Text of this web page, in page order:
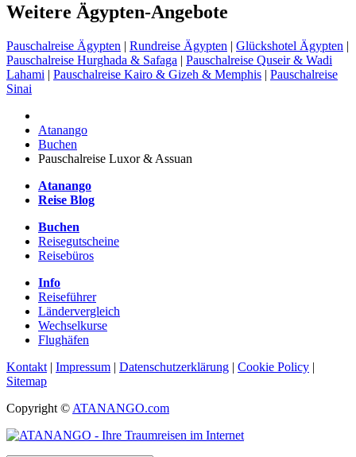
Weitere Ägypten-Angebote
Pauschalreise Ägypten | Rundreise Ägypten | Glückshotel Ägypten |
Pauschalreise Hurghada & Safaga | Pauschalreise Quseir & Wadi
Lahami | Pauschalreise Kairo & Gizeh & Memphis | Pauschalreise
Sinai
Atanango
Buchen
Pauschalreise Luxor & Assuan
Atanango
Reise Blog
Buchen
Reisegutscheine
Reisebüros
Info
Reiseführer
Ländervergleich
Wechselkurse
Flughäfen
Kontakt | Impressum | Datenschutzerklärung | Cookie Policy |
Sitemap
Copyright © ATANANGO.com